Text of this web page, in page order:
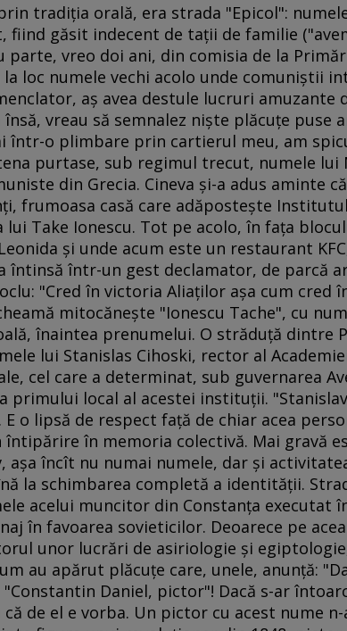
tradiţia orală, era strada "Epicol":
fiind găsit indecent de taţii de familie
parte, vreo doi ani, din comisia de la
la loc numele vechi acolo unde comuniştii
aş avea destule lucruri amuzante
vreau să semnalez nişte plăcuţe puse
într-o plimbare prin cartierul meu, am
purtase, sub regimul trecut, numele lui
din Grecia. Cineva şi-a adus aminte
frumoasa casă care adăposteşte
lui Take Ionescu. Tot pe acolo, în faţa
şi unde acum este un restaurant
întinsă într-un gest declamator, de parcă
"Cred în victoria Aliaţilor aşa cum cred
mitocăneşte "Ionescu Tache", cu
înaintea prenumelui. O străduţă dintre
lui Stanislas Cihoski, rector al
cel care a determinat, sub guvernarea
primului local al acestei instituţii.
o lipsă de respect faţă de chiar acea
în memoria colectivă. Mai gravă
aşa încît nu numai numele, dar şi
la schimbarea completă a identităţii.
acelui muncitor din Constanţa executat
în favoarea sovieticilor. Deoarece pe
unor lucrări de asiriologie şi
au apărut plăcuţe care, unele, anunţă:
Daniel, pictor"! Dacă s-ar
de el e vorba. Un pictor cu acest nume